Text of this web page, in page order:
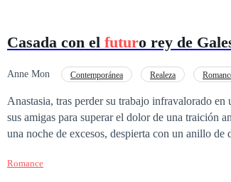
debería ser?* La secuela de este libro estará
Casada con el futuro rey de
Anne Mon Contemporánea Realeza
Anastasia, tras perder su trabajo infravalorado
sus amigas para superar el dolor de una traición
una noche de excesos, despierta con un anillo de
de Gales. Ahora, se enfrentará a una nueva
Romance